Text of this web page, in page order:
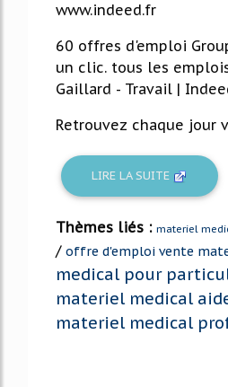
www.indeed.fr
60 offres d'emploi
un clic. tous les
Gaillard - Travail |
Retrouvez chaque jour
LIRE LA SUITE
Thèmes liés : materiel
/ offre d'emploi vente
medical pour
materiel medical
materiel medical